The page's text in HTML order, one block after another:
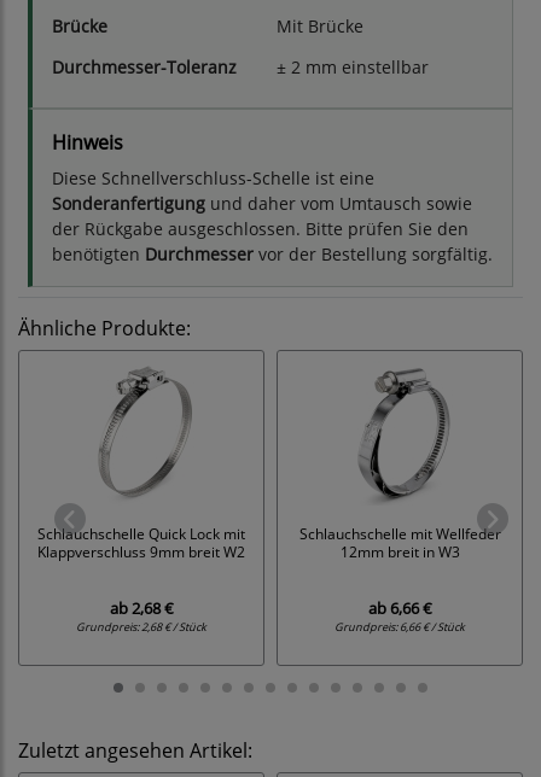
Brücke
Mit Brücke
Durchmesser-Toleranz
± 2 mm einstellbar
Hinweis
Diese Schnellverschluss-Schelle ist eine
Sonderanfertigung und daher vom Umtausch sowie
der Rückgabe ausgeschlossen. Bitte prüfen Sie den
benötigten Durchmesser vor der Bestellung sorgfältig.
Ähnliche Produkte:
Schlauchschelle Quick Lock mit
Klappverschluss 9mm breit W2
ab2,68 €
Grundpreis:2,68 € / Stück
Schlauchschelle mit Wellfeder
12mm breit in W3
ab6,66 €
Grundpreis:6,66 € / Stück
Zuletzt angesehen Artikel: